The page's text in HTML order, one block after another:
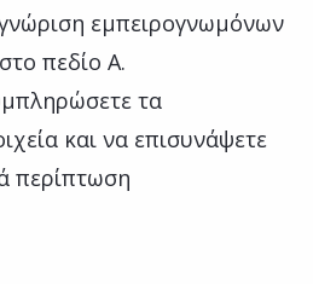
εμπειρογνωμόνων
πεδίο Α.
τα
και να επισυνάψετε
περίπτωση